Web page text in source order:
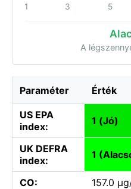
1 3 5
A
Paraméter Érték
US EPA
index:
1 (Jó)
UK DEFRA
index:
1
CO:
157.0